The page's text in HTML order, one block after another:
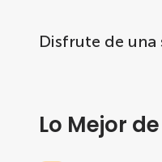
Disfrute de una
Lo Mejor